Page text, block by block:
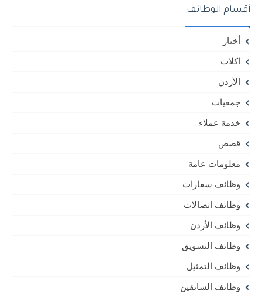
أقسام الوظائف
أخبار
اكلات
الأردن
جمعيات
خدمة عملاء
قصص
معلومات عامة
وظائف سفارات
وظائف اتصالات
وظائف الأردن
وظائف التسويق
وظائف التمثيل
وظائف السائقين